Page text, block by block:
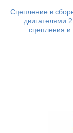
Сцепление в
двигателями
сцепления